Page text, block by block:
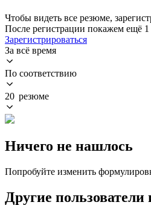
Чтобы видеть все резюме,
После регистрации покажем ещё
Зарегистрироваться
За всё время
По соответствию
20 резюме
Ничего не нашлось
Попробуйте изменить
Другие